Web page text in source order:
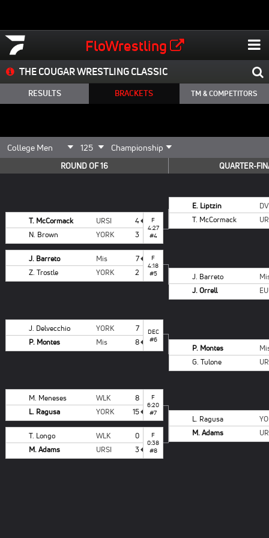
FloWrestling
THE COUGAR WRESTLING CLASSIC
RESULTS BRACKETS TM & COMPETITORS
ROUND OF 16
T. McCormack URSI
4
N. Brown
YORK 3
F
4:27
#4
J. Barreto Mis
7
Z. Trostle
YORK 2
F
4:18
#5
J. Delvecchio YORK
7
P. Montes
Mis 8
DEC
#6
M. Meneses WLK
8
L. Ragusa
YORK 15
F
6:20
#7
T. Longo WLK
0
M. Adams
URSI 3
F
0:38
#8
QUARTER-
E. Liptzin
T. McCormack
J. Barreto
J. Orrell
EU
P. Montes
G. Tulone
L. Ragusa
M. Adams